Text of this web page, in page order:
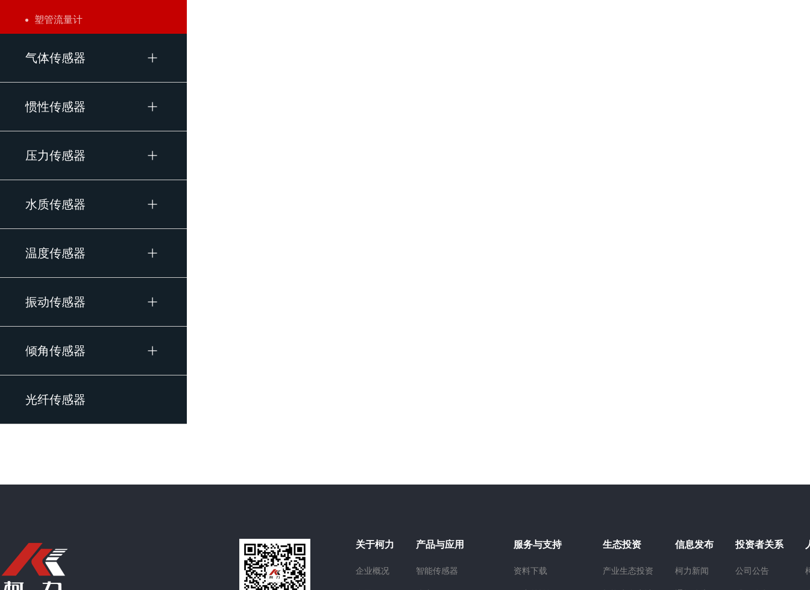
塑管流量计
气体传感器
惯性传感器
压力传感器
水质传感器
温度传感器
振动传感器
倾角传感器
光纤传感器
关于柯力
企业概况
产品与应用
智能传感器
服务与支持
资料下载
生态投资
产业生态投资
信息发布
柯力新闻
投资者关系
公司公告